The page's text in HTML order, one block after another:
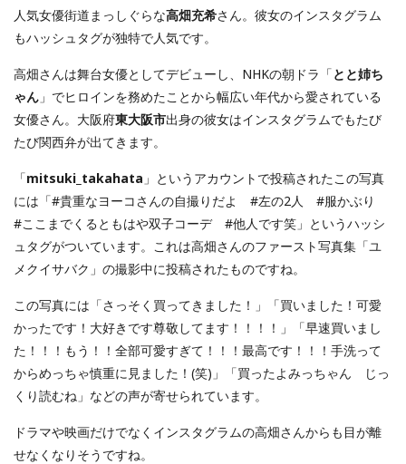
人気女優街道まっしぐらな高畑充希さん。彼女のインスタグラム
もハッシュタグが独特で人気です。
高畑さんは舞台女優としてデビューし、NHKの朝ドラ「とと姉ち
ゃん 」でヒロインを務めたことから幅広い年代から愛されている
女優さん。大阪府東大阪市出身の彼女はインスタグラムでもたび
たび関西弁が出てきます。
「mitsuki_takahata 」というアカウントで投稿されたこの写真
には「#貴重なヨーコさんの自撮りだよ #左の2人 #服かぶり
#ここまでくるともはや双子コーデ #他人です笑」というハッシ
ュタグがついています。これは高畑さんのファースト写真集「ユ
メクイサバク」の撮影中に投稿されたものですね。
この写真には「さっそく買ってきました！」「買いました！可愛
かったです！大好きです尊敬してます！！！！」「早速買いまし
た！！！もう！！全部可愛すぎて！！！最高です！！！手洗って
からめっちゃ慎重に見ました！(笑)」「買ったよみっちゃん じっ
くり読むね」などの声が寄せられています。
ドラマや映画だけでなくインスタグラムの高畑さんからも目が離
せなくなりそうですね。